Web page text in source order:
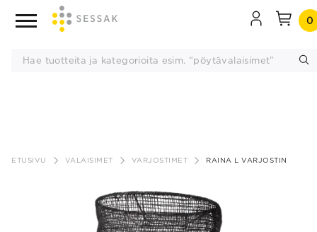
sisältöön
0
ETUSIVU VALAISIMET VARJOSTIMET RAINA L VARJOSTIN